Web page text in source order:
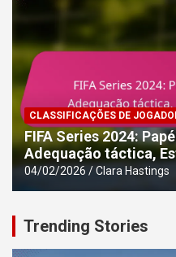
CLASSIFICAÇÕES DE
FIFA Series 2024:
Adequação táctica,
04/02/2026 Clara Hastings
Trending Stories